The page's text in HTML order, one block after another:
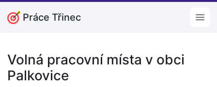
Práce Třinec
Volná pracovní místa v obci
Palkovice